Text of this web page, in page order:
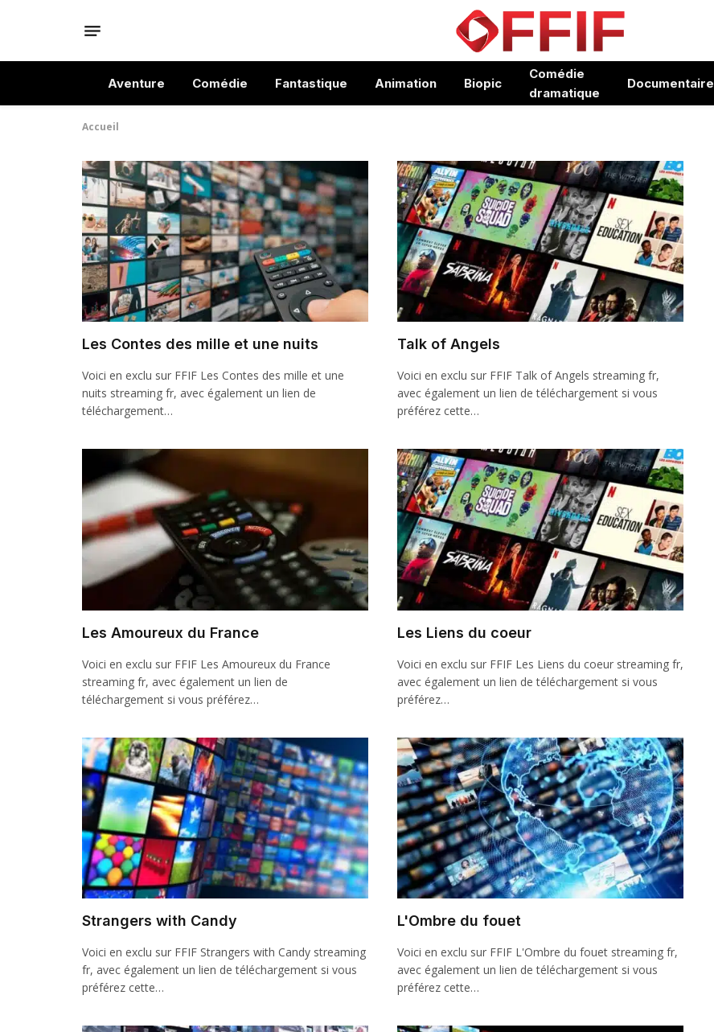
Aventure Comédie Fantastique Animation Biopic
Comédie
dramatique
Documentaire
Accueil
Les Contes des mille et une nuits
Voici en exclu sur FFIF Les Contes des mille et une
nuits streaming fr, avec également un lien de
téléchargement…
Talk of Angels
Voici en exclu sur FFIF Talk of Angels streaming fr,
avec également un lien de téléchargement si vous
préférez cette…
Les Amoureux du France
Voici en exclu sur FFIF Les Amoureux du France
streaming fr, avec également un lien de
téléchargement si vous préférez…
Les Liens du coeur
Voici en exclu sur FFIF Les Liens du coeur streaming fr,
avec également un lien de téléchargement si vous
préférez…
Strangers with Candy
Voici en exclu sur FFIF Strangers with Candy streaming
fr, avec également un lien de téléchargement si vous
préférez cette…
L'Ombre du fouet
Voici en exclu sur FFIF L'Ombre du fouet streaming fr,
avec également un lien de téléchargement si vous
préférez cette…